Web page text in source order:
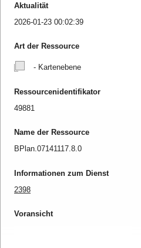
Aktualität
2026-01-23 00:02:39
Art der Ressource
- Kartenebene
Ressourcenidentifikator
49881
Name der Ressource
BPlan.07141117.8.0
Informationen zum Dienst
2398
Voransicht